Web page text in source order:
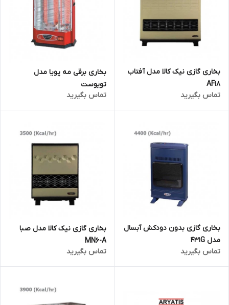
بخاری گازی نیک کالا مدل آفتاب
AF18
تماس بگیرید
بخاری برقی مه پویا مدل
تویوست
تماس بگیرید
بخاری گازی بدون دودکش آبسال
مدل 431G
تماس بگیرید
بخاری گازی نیک کالا مدل صبا
MN6-A
تماس بگیرید